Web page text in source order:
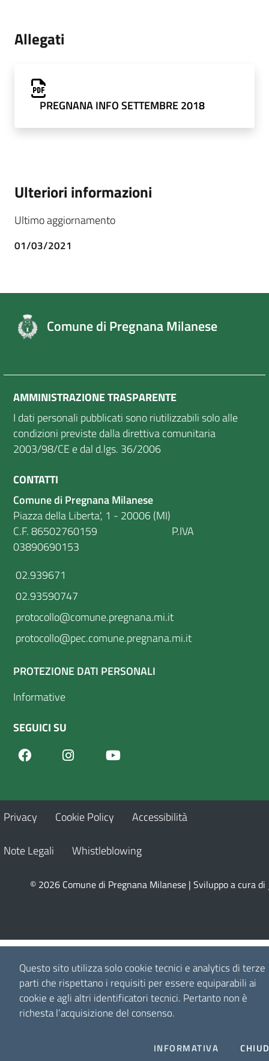
Questo sito utilizza solo cookie tecnici e analytics di terze
parti che rispettano i requisiti per essere equiparabili ai
cookie e agli altri identificatori tecnici. Pertanto non è
richesta l’acquisizione del consenso.
INFORMATIVA
Allegati
PREGNANA INFO SETTEMBRE 2018
Ulteriori informazioni
Ultimo aggiornamento
01/03/2021
Comune di Pregnana Milanese
AMMINISTRAZIONE TRASPARENTE
I dati personali pubblicati sono riutilizzabili solo alle
condizioni previste dalla direttiva comunitaria
2003/98/CE e dal d.lgs. 36/2006
CONTATTI
Comune di Pregnana Milanese
Piazza della Liberta', 1 - 20006 (MI)
C.F. 86502760159 P.IVA
03890690153
02.939671
02.93590747
protocollo@comune.pregnana.mi.it
protocollo@pec.comune.pregnana.mi.it
PROTEZIONE DATI PERSONALI
Informative
SEGUICI SU
FacebookInstagram
Privacy Cookie Policy Accessibilità
Note Legali Whistleblowing
© 2026 Comune di Pregnana Milanese | Sviluppo a cura di